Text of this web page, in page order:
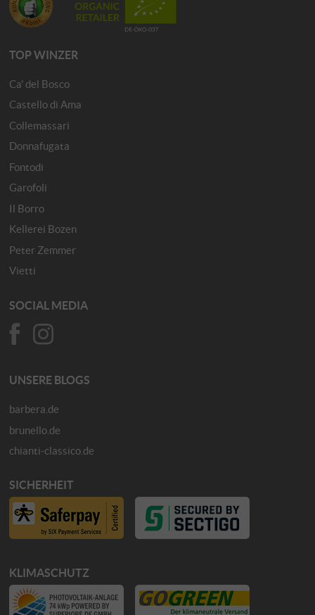
TOP WINZER
Ca' del Bosco
Castello di Ama
Collemassari
Donnafugata
Fontodi
Garofoli
Il Borro
Kellerei Bozen
Peter Zemmer
Vietti
SOCIAL MEDIA
UNSERE BLOGS
barbera.de
brunello.de
chianti-classico.de
SICHERHEIT
KLIMASCHUTZ